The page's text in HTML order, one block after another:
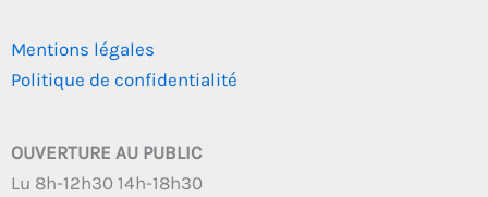
Mentions légales
Politique de confidentialité
OUVERTURE AU PUBLIC
Lu 8h-12h30 14h-18h30